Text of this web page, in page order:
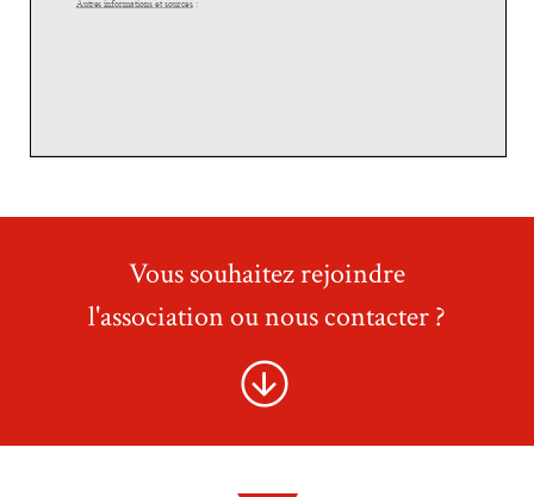
Vous souhaitez rejoindre
l'association ou nous contacter ?